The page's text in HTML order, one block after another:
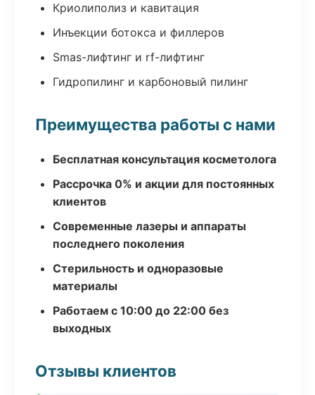
Криолиполиз и кавитация
Инъекции ботокса и филлеров
Smas-лифтинг и rf-лифтинг
Гидропилинг и карбоновый пилинг
Преимущества работы с нами
Бесплатная консультация косметолога
Рассрочка 0% и акции для постоянных
клиентов
Современные лазеры и аппараты
последнего поколения
Стерильность и одноразовые
материалы
Работаем с 10:00 до 22:00 без
выходных
Отзывы клиентов